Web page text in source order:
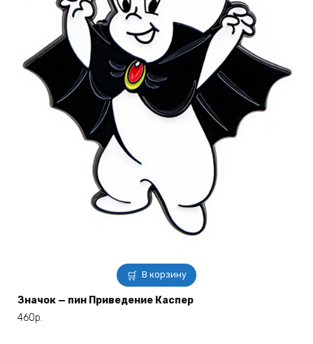
В корзину
Значок — пин Приведение Каспер
460р.